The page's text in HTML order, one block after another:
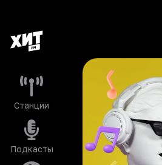
Станции
Подкасты